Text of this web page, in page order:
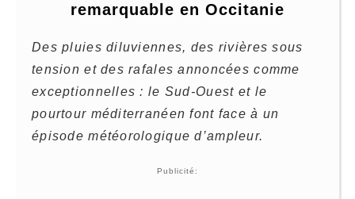
remarquable en Occitanie
Des pluies diluviennes, des rivières sous
tension et des rafales annoncées comme
exceptionnelles : le Sud-Ouest et le
pourtour méditerranéen font face à un
épisode météorologique d’ampleur.
Publicité: